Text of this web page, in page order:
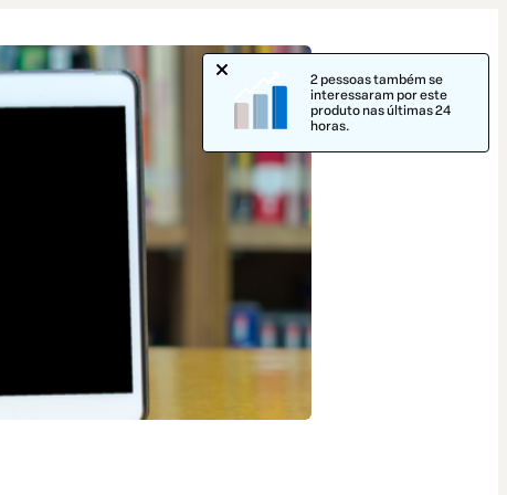
2 pessoas também se
interessaram por este
produto nas últimas 24
horas.